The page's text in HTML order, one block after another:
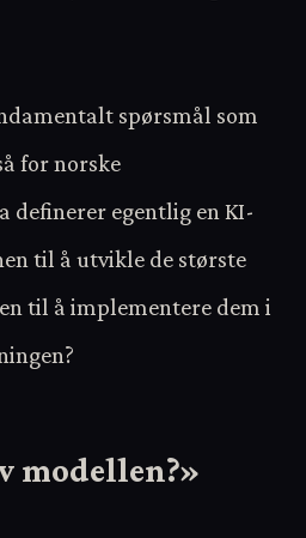
spørsmål som
for norske
definerer egentlig en KI-
til å utvikle de største
til å implementere dem i
modellen?»